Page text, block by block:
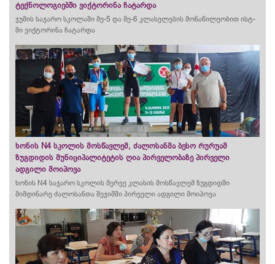
ტექნოლოგიებში ვიქტორინა ჩატარდა
ჯუმის საჯარო სკოლაში მე-5 და მე-6 კლასელების მონაწილეობით ისტ-
ში ვიქტორინა ჩატარდა
ხონის N4 სკოლის მოსწავლემ, ძალოსანმა ბესო რურუამ
ზუგდიდის მუნიციპალიტეტის ღია პირველობაზე პირველი
ადგილი მოიპოვა
ხონის N4 საჯარო სკოლის მერვე კლასის მოსწავლემ ზუგდიდში
მიმდინარე ძალოსანთა შეჯიმში პირველი ადგილი მოიპოვა